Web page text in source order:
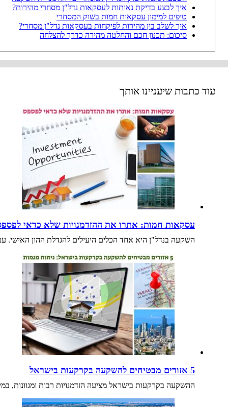
איך לבצע בדיקת נאותות לעסקאות נדל"ן מסחרי מהירות?
טיפים למימון עסקאות חמות בשוק המסחרי
איך לשלב בין מהירות לפיקחות בעסקאות נדל"ן מסחרי?
סיכום: תכנון חכם והחלטה מהירה כדרך להצלחה
עוד כתבות שיעניינו אותך
עסקאות חמות: אתרו את ההזדמנויות שלא כדאי
השקעה בנדל"ן היא אחד הכלים היעילים להגדלת ההון
5 אזורים מבטיחים להשקעה בקרקעות בישראל
ההשקעה בקרקעות בישראל מציעה הזדמנויות רבות ומגוונות,